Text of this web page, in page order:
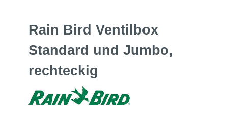
Rain Bird Ventilbox
Standard und Jumbo,
rechteckig